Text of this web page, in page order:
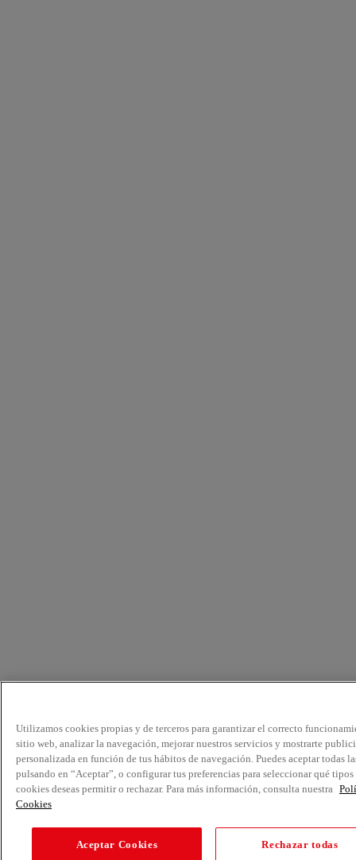
Utilizamos cookies propias y de terceros para garantizar el correcto
sitio web, analizar la navegación, mejorar nuestros servicios y mostrarte
personalizada en función de tus hábitos de navegación. Puedes aceptar todas
pulsando en “Aceptar”, o configurar tus preferencias para seleccionar qué tipos
cookies deseas permitir o rechazar. Para más información, consulta nuestra
Cookies
Aceptar Cookies Rechazar todas